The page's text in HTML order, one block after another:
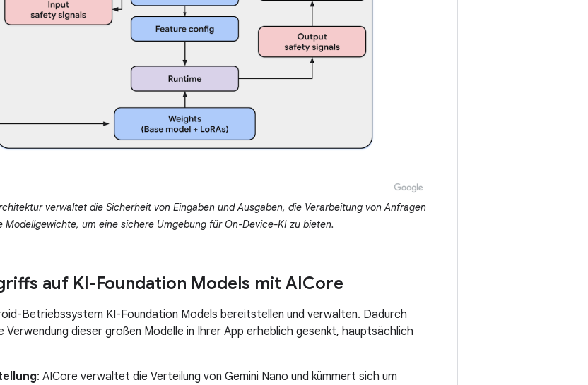
verwaltet die Sicherheit von Eingaben und Ausgaben, die Verarbeitung von Anfragen
Modellgewichte, um eine sichere Umgebung für On-Device-KI zu bieten.
auf KI-Foundation Models mit AICore
Betriebssystem KI-Foundation Models bereitstellen und verwalten. Dadurch
Verwendung dieser großen Modelle in Ihrer App erheblich gesenkt, hauptsächlich
: AICore verwaltet die Verteilung von Gemini Nano und kümmert sich um